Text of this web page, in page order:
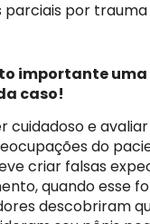
parciais por
importante
caso!
cuidadoso e
do
criar falsas
quando esse
descobriram